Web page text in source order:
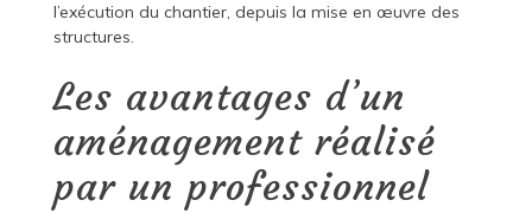
l’exécution du chantier, depuis la mise en œuvre des
structures.
Les avantages d’un
aménagement réalisé
par un professionnel